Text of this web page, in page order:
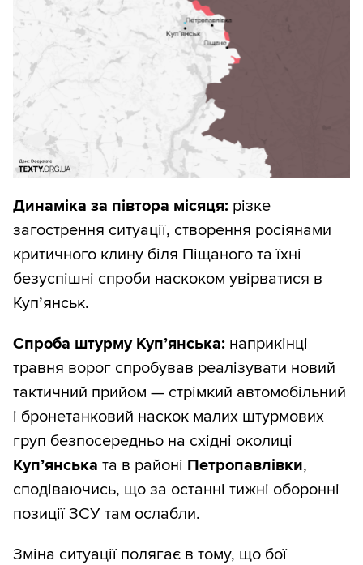
Динаміка за півтора місяця: різке
загострення ситуації, створення росіянами
критичного клину біля Піщаного та їхні
безуспішні спроби наскоком увірватися в
Куп’янськ.
Спроба штурму Куп’янська: наприкінці
травня ворог спробував реалізувати новий
тактичний прийом — стрімкий автомобільний
і бронетанковий наскок малих штурмових
груп безпосередньо на східні околиці
Куп’янська та в районі Петропавлівки,
сподіваючись, що за останні тижні оборонні
позиції ЗСУ там ослабли.
Зміна ситуації полягає в тому, що бої